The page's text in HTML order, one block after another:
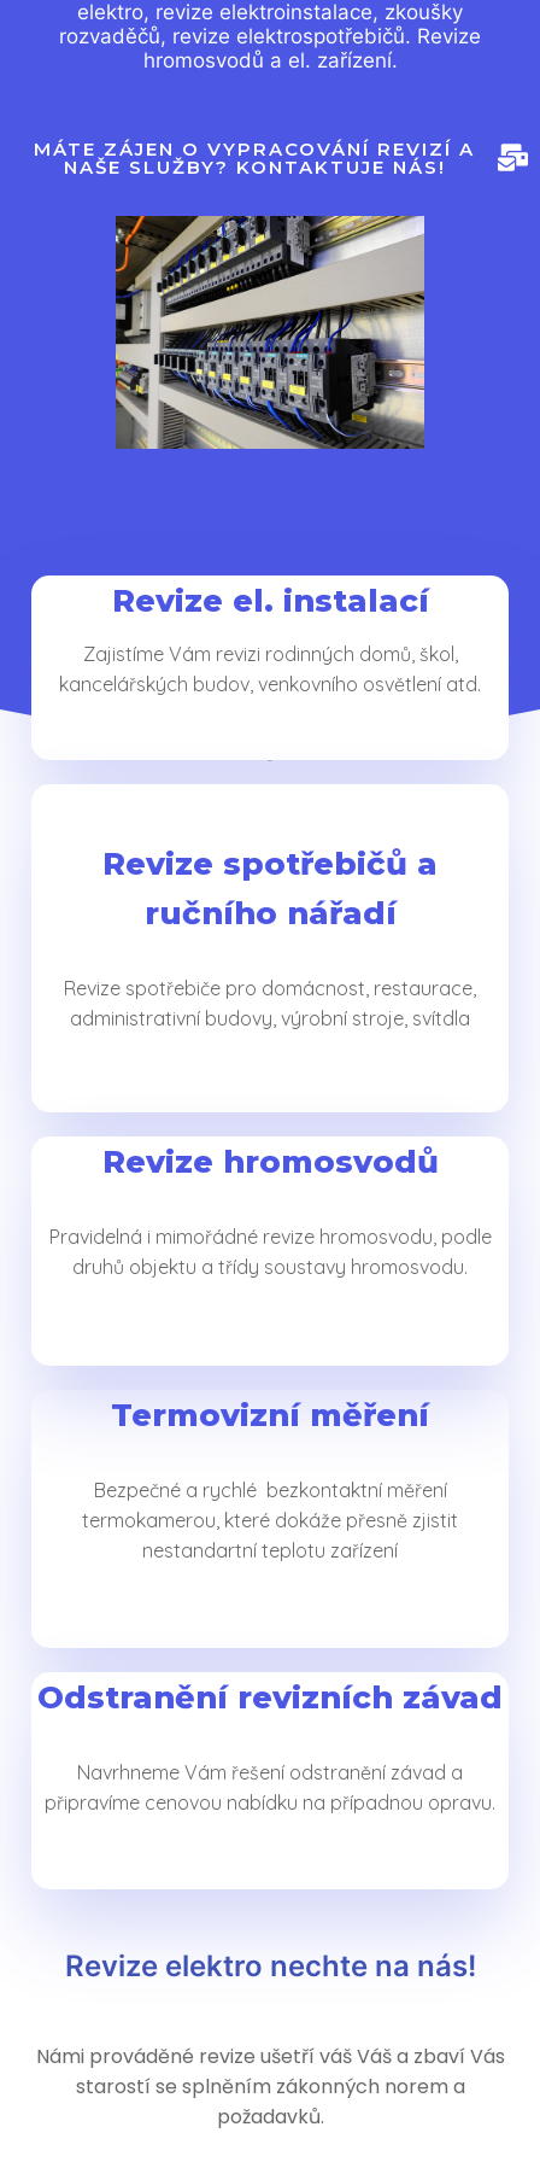
elektro, revize elektroinstalace, zkoušky
rozvaděčů, revize elektrospotřebičů. Revize
hromosvodů a el. zařízení.
MÁTE ZÁJEN O VYPRACOVÁNÍ REVIZÍ A
NAŠE SLUŽBY? KONTAKTUJE NÁS!
Revize el. instalací
Zajistíme Vám revizi rodinných domů, škol,
kancelářských budov, venkovního osvětlení atd.
Revize spotřebičů a
ručního nářadí
Revize spotřebiče pro domácnost, restaurace,
administrativní budovy, výrobní stroje, svítdla
Revize hromosvodů
Pravidelná i mimořádné revize hromosvodu, podle
druhů objektu a třídy soustavy hromosvodu.
Termovizní měření
Bezpečné a rychlé bezkontaktní měření
termokamerou, které dokáže přesně zjistit
nestandartní teplotu zařízení
Odstranění revizních závad
Navrhneme Vám řešení odstranění závad a
připravíme cenovou nabídku na případnou opravu.
Revize elektro nechte na nás!
Námi prováděné revize ušetří váš Váš a zbaví Vás
starostí se splněním zákonných norem a
požadavků.